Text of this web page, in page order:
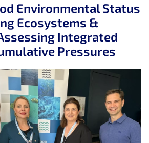
Environmental Status
Ecosystems &
Integrated
Pressures